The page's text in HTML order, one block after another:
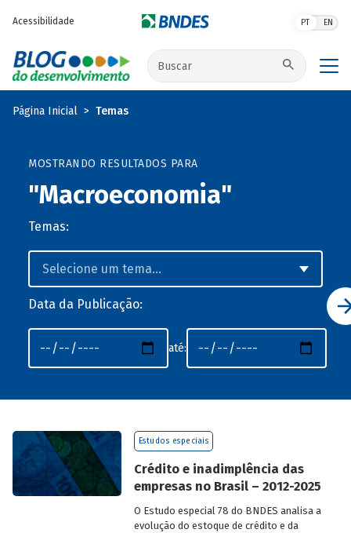
Acessibilidade PT EN
Buscar no site
Página Inicial Temas
MOSTRANDO RESULTADOS PARA
"Macroeconomia"
Temas:
Data da Publicação:
até:
Estudos especiais
Crédito e inadimplência das
empresas no Brasil – 2012-2025
O Estudo especial 78 do BNDES analisa a
evolução do estoque de crédito e da